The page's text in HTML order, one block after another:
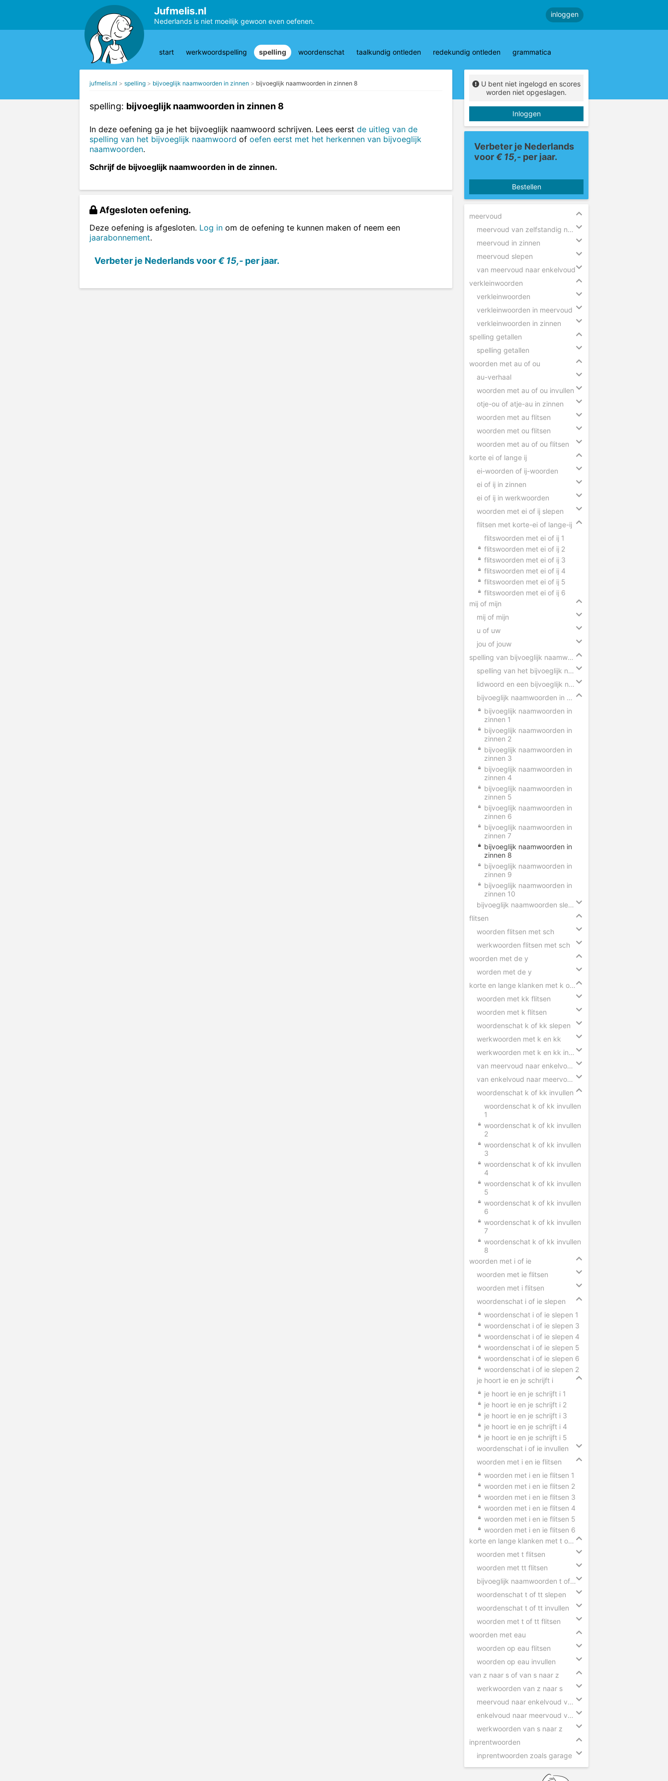
Jufmelis.nl
Nederlands is niet moeilijk gewoon even oefenen.
inloggen
start werkwoordspelling spelling woordenschat taalkundig ontleden redekundig ontleden grammatica
jufmelis.nl spelling bijvoeglijk naamwoorden in zinnen bijvoeglijk naamwoorden in zinnen 8
spelling: bijvoeglijk naamwoorden in zinnen 8
In deze oefening ga je het bijvoeglijk naamwoord schrijven. Lees eerst de uitleg van de
spelling van het bijvoeglijk naamwoord of oefen eerst met het herkennen van bijvoeglijk
naamwoorden.
Schrijf de bijvoeglijk naamwoorden in de zinnen.
Afgesloten oefening.
Deze oefening is afgesloten. Log in om de oefening te kunnen maken of neem een
jaarabonnement.
Verbeter je Nederlands voor€ 15,- per jaar.
U bent niet ingelogd en scores
worden niet opgeslagen.
Inloggen
Verbeter je Nederlands
voor€ 15,- per jaar.
Bestellen
meervoud
meervoud van zelfstandig naamwoorden
meervoud in zinnen
meervoud slepen
van meervoud naar enkelvoud
verkleinwoorden
verkleinwoorden
verkleinwoorden in meervoud
verkleinwoorden in zinnen
spelling getallen
spelling getallen
woorden met au of ou
au-verhaal
woorden met au of ou invullen
otje-ou of atje-au in zinnen
woorden met au flitsen
woorden met ou flitsen
woorden met au of ou flitsen
korte ei of lange ij
ei-woorden of ij-woorden
ei of ij in zinnen
ei of ij in werkwoorden
woorden met ei of ij slepen
flitsen met korte-ei of lange-ij
flitswoorden met ei of ij 1
flitswoorden met ei of ij 2
flitswoorden met ei of ij 3
flitswoorden met ei of ij 4
flitswoorden met ei of ij 5
flitswoorden met ei of ij 6
mij of mijn
mij of mijn
u of uw
jou of jouw
spelling van bijvoeglijk naamwoorden
spelling van het bijvoeglijk naamwoord
lidwoord en een bijvoeglijk naamwoord
bijvoeglijk naamwoorden in zinnen
bijvoeglijk naamwoorden in
zinnen 1
bijvoeglijk naamwoorden in
zinnen 2
bijvoeglijk naamwoorden in
zinnen 3
bijvoeglijk naamwoorden in
zinnen 4
bijvoeglijk naamwoorden in
zinnen 5
bijvoeglijk naamwoorden in
zinnen 6
bijvoeglijk naamwoorden in
zinnen 7
bijvoeglijk naamwoorden in
zinnen 8
bijvoeglijk naamwoorden in
zinnen 9
bijvoeglijk naamwoorden in
zinnen 10
bijvoeglijk naamwoorden slepen
flitsen
woorden flitsen met sch
werkwoorden flitsen met sch
woorden met de y
worden met de y
korte en lange klanken met k of kk
woorden met kk flitsen
woorden met k flitsen
woordenschat k of kk slepen
werkwoorden met k en kk
werkwoorden met k en kk invullen
van meervoud naar enkelvoud k en kk
van enkelvoud naar meervoud k en kk
woordenschat k of kk invullen
woordenschat k of kk invullen
1
woordenschat k of kk invullen
2
woordenschat k of kk invullen
3
woordenschat k of kk invullen
4
woordenschat k of kk invullen
5
woordenschat k of kk invullen
6
woordenschat k of kk invullen
7
woordenschat k of kk invullen
8
woorden met i of ie
woorden met ie flitsen
woorden met i flitsen
woordenschat i of ie slepen
woordenschat i of ie slepen 1
woordenschat i of ie slepen 3
woordenschat i of ie slepen 4
woordenschat i of ie slepen 5
woordenschat i of ie slepen 6
woordenschat i of ie slepen 2
je hoort ie en je schrijft i
je hoort ie en je schrijft i 1
je hoort ie en je schrijft i 2
je hoort ie en je schrijft i 3
je hoort ie en je schrijft i 4
je hoort ie en je schrijft i 5
woordenschat i of ie invullen
woorden met i en ie flitsen
woorden met i en ie flitsen 1
woorden met i en ie flitsen 2
woorden met i en ie flitsen 3
woorden met i en ie flitsen 4
woorden met i en ie flitsen 5
woorden met i en ie flitsen 6
korte en lange klanken met t of tt
woorden met t flitsen
woorden met tt flitsen
bijvoeglijk naamwoorden t of tt
woordenschat t of tt slepen
woordenschat t of tt invullen
woorden met t of tt flitsen
woorden met eau
woorden op eau flitsen
woorden op eau invullen
van z naar s of van s naar z
werkwoorden van z naar s
meervoud naar enkelvoud van z naar s
enkelvoud naar meervoud van s naar z
werkwoorden van s naar z
inprentwoorden
inprentwoorden zoals garage